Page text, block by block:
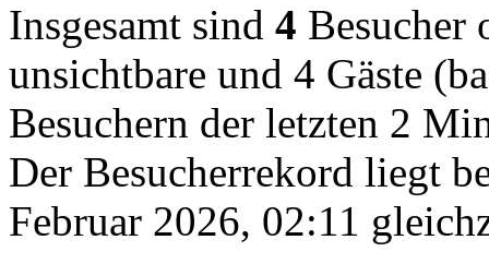
Insgesamt sind 4 Besucher
unsichtbare und 4 Gäste
Besuchern der letzten 2
Der Besucherrekord liegt
Februar 2026, 02:11